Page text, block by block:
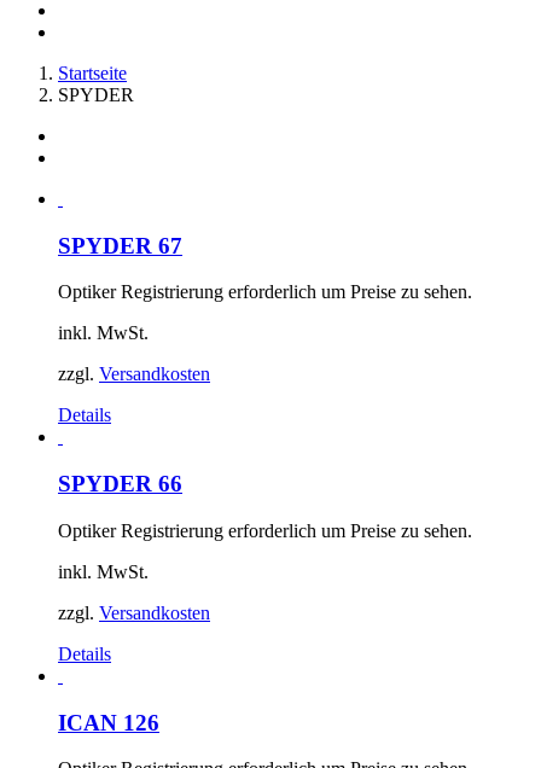
Startseite
SPYDER
SPYDER 67
Optiker Registrierung erforderlich um Preise zu sehen.
inkl. MwSt.
zzgl. Versandkosten
Details
SPYDER 66
Optiker Registrierung erforderlich um Preise zu sehen.
inkl. MwSt.
zzgl. Versandkosten
Details
ICAN 126